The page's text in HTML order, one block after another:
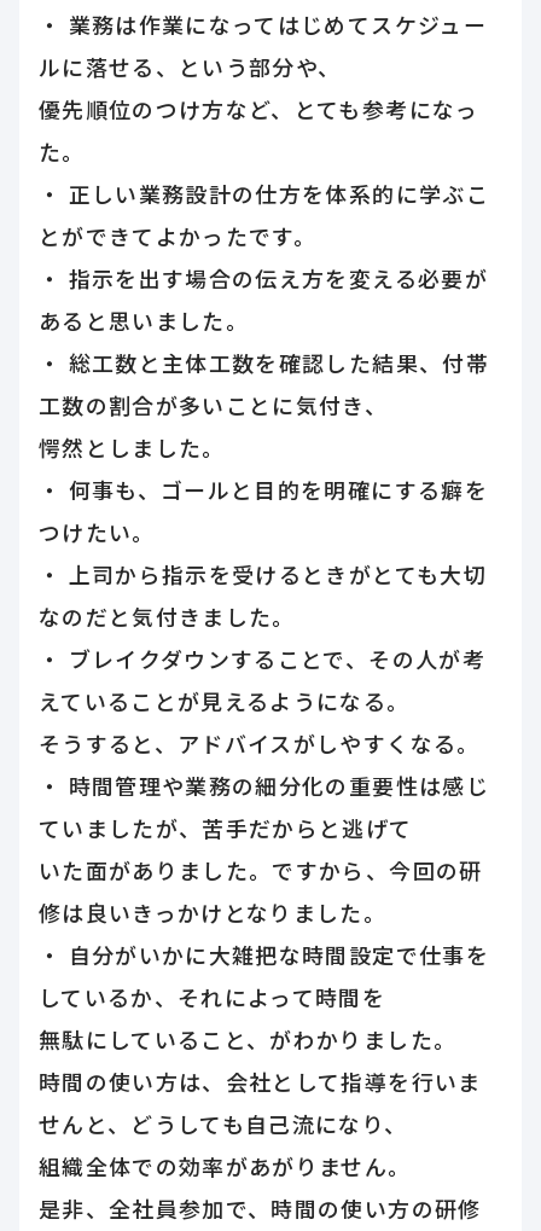
・ 業務は作業になってはじめてスケジュー
ルに落せる、という部分や、
優先順位のつけ方など、とても参考になっ
た。
・ 正しい業務設計の仕方を体系的に学ぶこ
とができてよかったです。
・ 指示を出す場合の伝え方を変える必要が
あると思いました。
・ 総工数と主体工数を確認した結果、付帯
工数の割合が多いことに気付き、
愕然としました。
・ 何事も、ゴールと目的を明確にする癖を
つけたい。
・ 上司から指示を受けるときがとても大切
なのだと気付きました。
・ ブレイクダウンすることで、その人が考
えていることが見えるようになる。
そうすると、アドバイスがしやすくなる。
・ 時間管理や業務の細分化の重要性は感じ
ていましたが、苦手だからと逃げて
いた面がありました。ですから、今回の研
修は良いきっかけとなりました。
・ 自分がいかに大雑把な時間設定で仕事を
しているか、それによって時間を
無駄にしていること、がわかりました。
時間の使い方は、会社として指導を行いま
せんと、どうしても自己流になり、
組織全体での効率があがりません。
是非、全社員参加で、時間の使い方の研修